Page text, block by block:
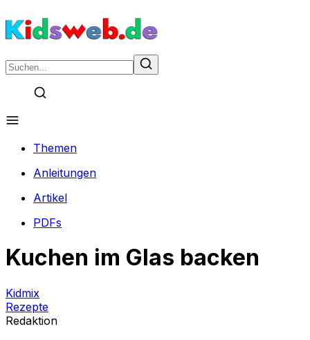
Themen
Anleitungen
Artikel
PDFs
Kuchen im Glas backen
Kidmix
Rezepte
Redaktion